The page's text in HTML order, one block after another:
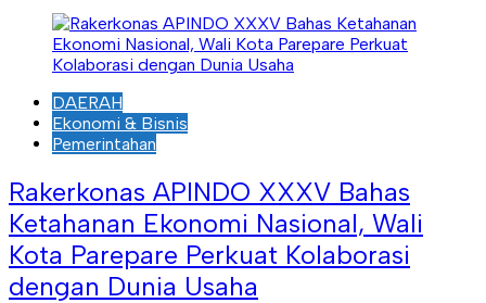
DAERAH
Ekonomi & Bisnis
Pemerintahan
Rakerkonas APINDO XXXV Bahas
Ketahanan Ekonomi Nasional, Wali
Kota Parepare Perkuat Kolaborasi
dengan Dunia Usaha